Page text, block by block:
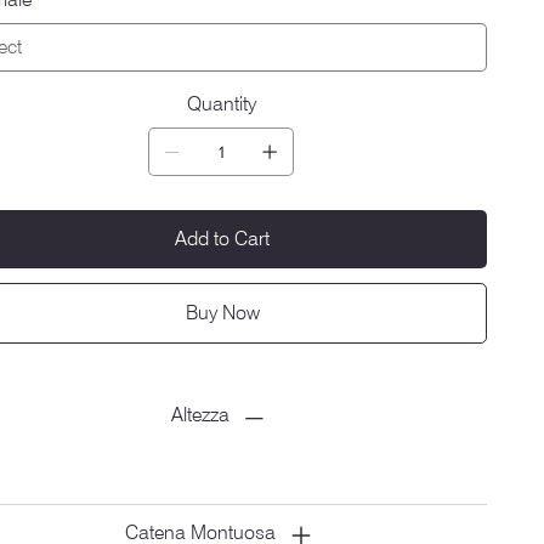
Quantity
Add to Cart
Buy Now
Altezza
Catena Montuosa